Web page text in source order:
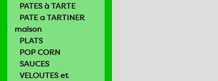
PATES à TARTE
PATE a TARTINER
maison
PLATS
POP CORN
SAUCES
VELOUTES et